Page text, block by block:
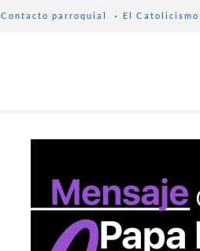
Contacto parroquial El Catolicismo